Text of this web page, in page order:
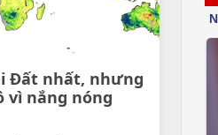
Đất nhất, nhưng
vì nắng nóng